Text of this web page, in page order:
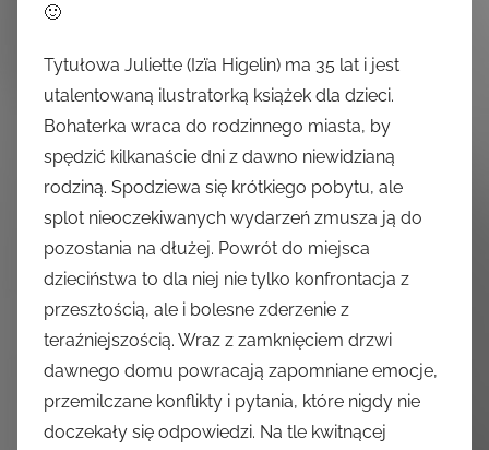
🙂
Tytułowa Juliette (Izïa Higelin) ma 35 lat i jest
utalentowaną ilustratorką książek dla dzieci.
Bohaterka wraca do rodzinnego miasta, by
spędzić kilkanaście dni z dawno niewidzianą
rodziną. Spodziewa się krótkiego pobytu, ale
splot nieoczekiwanych wydarzeń zmusza ją do
pozostania na dłużej. Powrót do miejsca
dzieciństwa to dla niej nie tylko konfrontacja z
przeszłością, ale i bolesne zderzenie z
teraźniejszością. Wraz z zamknięciem drzwi
dawnego domu powracają zapomniane emocje,
przemilczane konflikty i pytania, które nigdy nie
doczekały się odpowiedzi. Na tle kwitnącej